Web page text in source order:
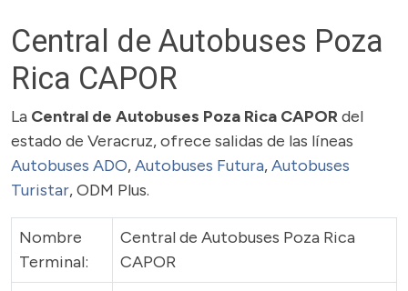
Central de Autobuses Poza
Rica CAPOR
La Central de Autobuses Poza Rica CAPORdel
estado de Veracruz, ofrece salidas de las líneas
Autobuses ADO,Autobuses Futura,Autobuses
Turistar, ODM Plus.
Nombre
Terminal:
Central de Autobuses Poza Rica
CAPOR